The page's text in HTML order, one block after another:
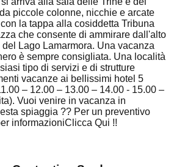
piccole colonne, nicchie e arcate
la tappa alla cosiddetta Tribuna
che consente di ammirare dall'alto
Lago Lamarmora. Una vacanza
è sempre consigliata. Una località
tipo di servizi e di strutture
vacanze ai bellissimi hotel 5
– 12.00 – 13.00 – 14.00 - 15.00 –
Vuoi venire in vacanza in
spiaggia ?? Per un preventivo
informazioniClicca Qui !!